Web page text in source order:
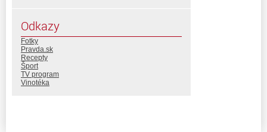
Odkazy
Fotky
Pravda.sk
Recepty
Šport
TV program
Vinotéka